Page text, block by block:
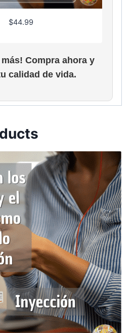
$44.99
más! Compra ahora y
calidad de vida.